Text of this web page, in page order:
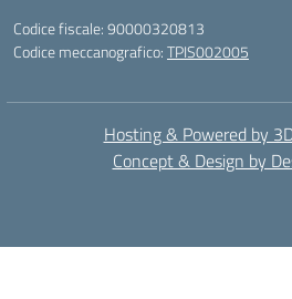
Codice fiscale: 90000320813
Codice meccanografico:TPIS002005
Hosting & Powered by
Concept & Design by